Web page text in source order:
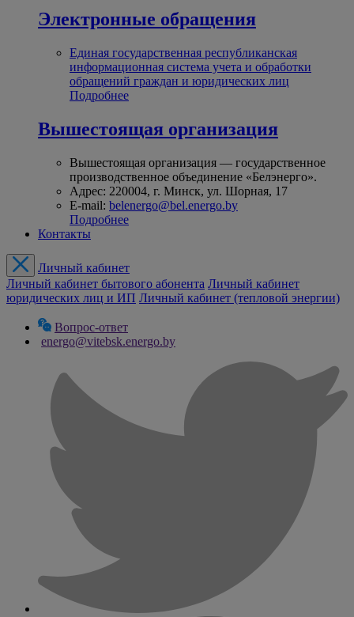
Электронные обращения
Единая государственная республиканская
информационная система учета и обработки
обращений граждан и юридических лиц
Подробнее
Вышестоящая организация
Вышестоящая организация — государственное
производственное объединение «Белэнерго».
Адрес: 220004, г. Минск, ул. Шорная, 17
E-mail: belenergo@bel.energo.by
Подробнее
Контакты
Личный кабинет
Личный кабинет бытового абонента Личный кабинет
юридических лиц и ИП Личный кабинет (тепловой энергии)
Вопрос-ответ
energo@vitebsk.energo.by